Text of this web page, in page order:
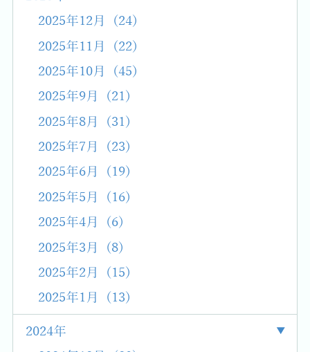
2025年12月 (24)
2025年11月 (22)
2025年10月 (45)
2025年9月 (21)
2025年8月 (31)
2025年7月 (23)
2025年6月 (19)
2025年5月 (16)
2025年4月 (6)
2025年3月 (8)
2025年2月 (15)
2025年1月 (13)
2024年